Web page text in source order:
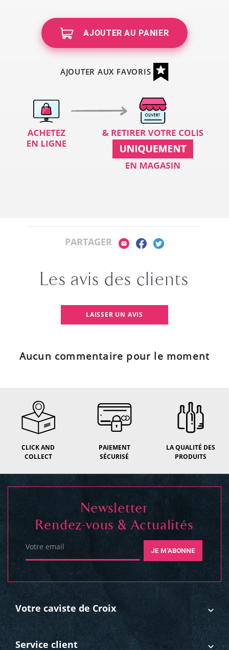
AJOUTER AU PANIER
AJOUTER AUX FAVORIS
PARTAGER
Les avis des clients
LAISSER UN AVIS
Aucun commentaire pour le moment
CLICK AND
COLLECT
PAIEMENT
SÉCURISÉ
LA QUALITÉ DES
PRODUITS
Votre caviste de Croix
Service client
Newsletter
Rendez-vous & Actualités
Votre email JE M'ABONNE